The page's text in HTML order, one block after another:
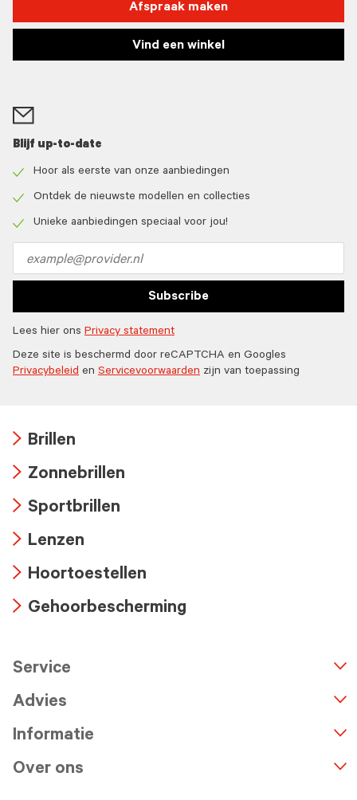
Afspraak maken
Vind een winkel
Blijf up-to-date
icon
Hoor als eerste van onze aanbiedingen
icon
Ontdek de nieuwste modellen en collecties
Unieke aanbiedingen speciaal voor jou!
address
Subscribe
Lees hier ons Privacy statement
Deze site is beschermd door reCAPTCHA en Googles
Privacybeleid en Servicevoorwaarden zijn van toepassing
icon
Brillen
icon
Zonnebrillen
icon
Sportbrillen
icon
Lenzen
icon
Hoortoestellen
Gehoorbescherming
Service
Advies
Informatie
Over ons